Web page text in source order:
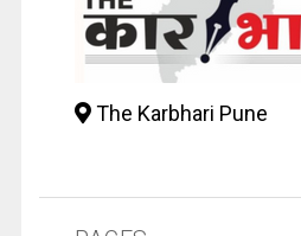
The Karbhari Pune